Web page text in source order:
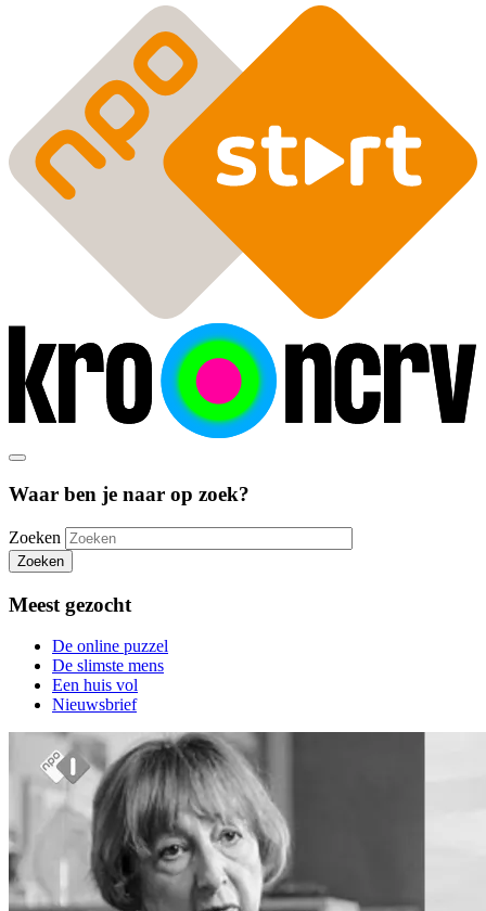
Waar ben je naar op zoek?
Zoeken
Zoeken
Meest gezocht
De online puzzel
De slimste mens
Een huis vol
Nieuwsbrief